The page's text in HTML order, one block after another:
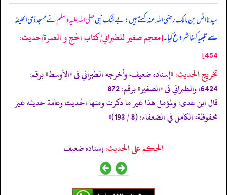
سیدنا انس بن مالک رضی اللہ عنہ کہتے ہیں: بے شک نبیصلی اللہ علیہ وسلمنے مسجد ذی الحلیفہ
سے تلبیہ کہنا شروع کیا۔[معجم صغير للطبراني/كتاب الحج و العمرة/حدیث:
454]
تخریج الحدیث:«إسناده ضعيف، وأخرجه الطبراني فى«الأوسط»برقم:
6424، والطبراني فى
«الصغير»برقم: 872
قال ابن عدی: ولمؤمل هذا غير ما ذكرت ومنها الحديث وعامة حديثه غير
محفوظة، الكامل في الضعفاء: (8 / 193)»
الحكم على الحديث:إسناده ضعيف